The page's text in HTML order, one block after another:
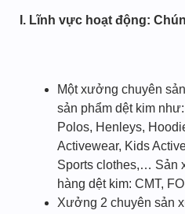
I. Lĩnh vực hoạt động:
Một xưởng chuyên
sản phẩm dệt kim
Polos, Henleys,
Activewear, Kids
Sports clothes,… Sản
hàng dệt kim: CMT,
Xưởng 2 chuyên sản